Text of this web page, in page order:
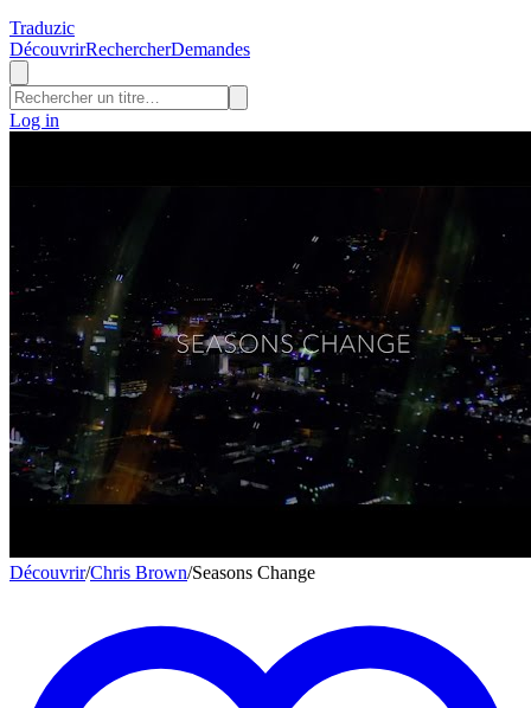
Traduzic
DécouvrirRechercherDemandes
Log in
Découvrir/Chris Brown/Seasons Change